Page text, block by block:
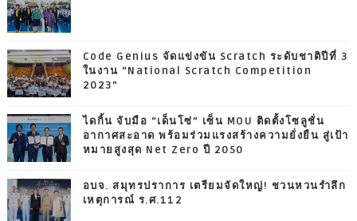
Code Genius จัดแข่งขัน Scratch ระดับชาติปีที่ 3
ในงาน “National Scratch Competition
2023”
ไดกิ้น จับมือ “เด็นโซ่” เซ็น MOU ติดตั้งโซลูชั่น
อากาศสะอาด พร้อมร่วมแรงสร้างความยั่งยืน สู่เป้า
หมายสูงสุด Net Zero ปี 2050
อบจ. สมุทรปราการ เตรียมจัดใหญ่! ชวนหวนรำลึก
เหตุการณ์ ร.ศ.112